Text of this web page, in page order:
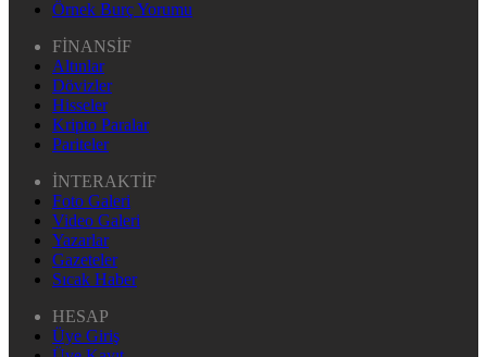
Örnek Burç Yorumu
FİNANSİF
Altınlar
Dövizler
Hisseler
Kripto Paralar
Pariteler
İNTERAKTİF
Foto Galeri
Video Galeri
Yazarlar
Gazeteler
Sıcak Haber
HESAP
Üye Giriş